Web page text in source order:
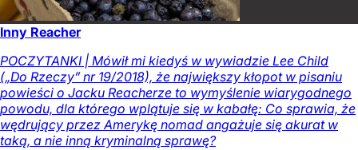
Inny Reacher
POCZYTANKI | Mówił mi kiedyś w wywiadzie Lee Child
(„Do Rzeczy” nr 19/2018), że największy kłopot w pisaniu
powieści o Jacku Reacherze to wymyślenie wiarygodnego
powodu, dla którego wplątuje się w kabałę: Co sprawia, że
wędrujący przez Amerykę nomad angażuje się akurat w
taką, a nie inną kryminalną sprawę?